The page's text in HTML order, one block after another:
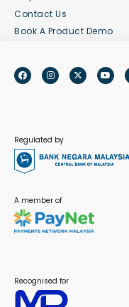
Contact Us
Book A Product Demo
Regulated by
A member of
Recognised for